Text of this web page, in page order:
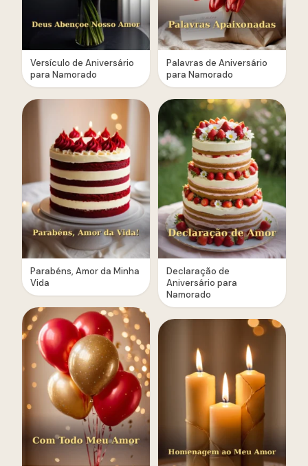
Versículo de Aniversário
para Namorado
Parabéns, Amor da Minha
Vida
Palavras de Aniversário
para Namorado
Declaração de
Aniversário para
Namorado